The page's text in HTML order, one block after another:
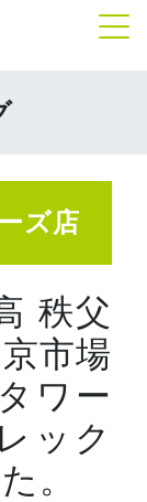
ズ店
秩父
市場
ワー
ック
。